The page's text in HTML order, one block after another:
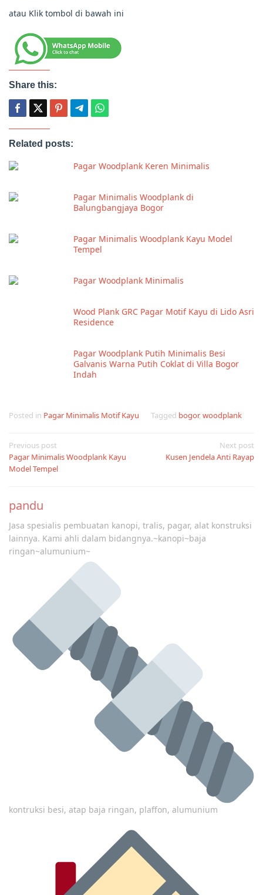
atau Klik tombol di bawah ini
Share this:
Related posts:
Pagar Woodplank Keren Minimalis
Pagar Minimalis Woodplank di
Balungbangjaya Bogor
Pagar Minimalis Woodplank Kayu Model
Tempel
Pagar Woodplank Minimalis
Wood Plank GRC Pagar Motif Kayu di Lido Asri
Residence
Pagar Woodplank Putih Minimalis Besi
Galvanis Warna Putih Coklat di Villa Bogor
Indah
Posted in Pagar Minimalis Motif Kayu Tagged bogor, woodplank
Post
navigation
Previous post
Pagar Minimalis Woodplank Kayu
Model Tempel
Next post
Kusen Jendela Anti Rayap
pandu
Jasa spesialis pembuatan kanopi, tralis, pagar, alat konstruksi
lainnya. Kami ahli dalam bidangnya.~kanopi~baja
ringan~alumunium~
kontruksi besi, atap baja ringan, plaffon, alumunium